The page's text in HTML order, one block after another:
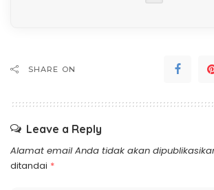
SHARE ON
Leave a Reply
Alamat email Anda tidak akan
ditandai *